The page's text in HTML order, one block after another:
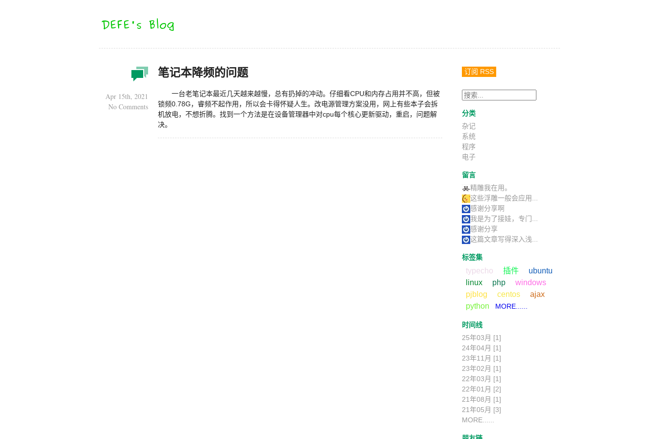
笔记本降频的问题
Apr 15th, 2021
No Comments
一台老笔记本最近几天越来越慢，总有扔掉的冲动。仔细看CPU和内存占用并不高，但被
锁频0.78G，睿频不起作用，所以会卡得怀疑人生。改电源管理方案没用，网上有些本子会拆
机放电，不想折腾。找到一个方法是在设备管理器中对cpu每个核心更新驱动，重启，问题解
决。
订阅 RSS
分类
杂记
系统
程序
电子
留言
精雕我在用。
这些浮雕一般会应用...
感谢分享啊
我是为了接娃，专门...
感谢分享
这篇文章写得深入浅...
标签集
typecho 插件
ubuntu
linux
php
windows
pjblog
centos
ajax
python
MORE......
时间线
25年03月 [1]
24年04月 [1]
23年11月 [1]
23年02月 [1]
22年03月 [1]
22年01月 [2]
21年08月 [1]
21年05月 [3]
MORE......